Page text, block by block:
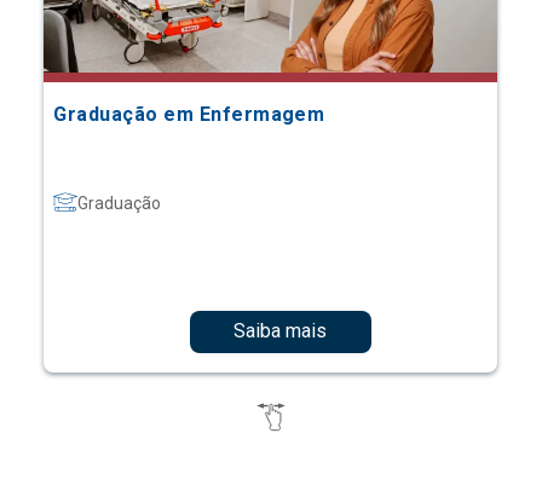
Graduação em Enfermagem
Graduação
Saiba mais